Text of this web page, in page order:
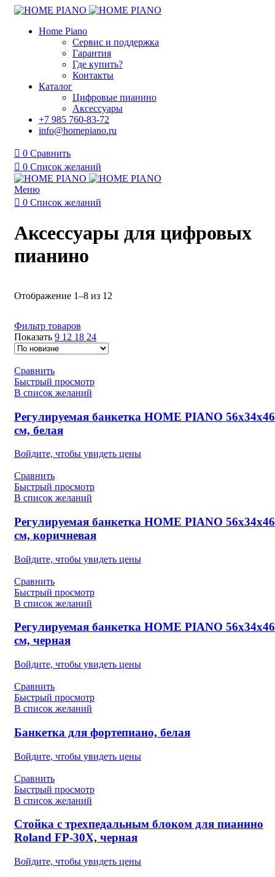
Home Piano
Сервис и поддержка
Гарантия
Где купить?
Контакты
Каталог
Цифровые пианино
Аксессуары
+7 985 760-83-72
info@homepiano.ru
0 Сравнить
0 Список желаний
Меню
0 Список желаний
Аксессуары для цифровых
пианино
Отображение 1–8 из 12
Фильтр товаров
Показать 9 12 18 24
Сравнить
Быстрый просмотр
В список желаний
Регулируемая банкетка HOME PIANO 56х34х46
см, белая
Войдите, чтобы увидеть цены
Сравнить
Быстрый просмотр
В список желаний
Регулируемая банкетка HOME PIANO 56х34х46
см, коричневая
Войдите, чтобы увидеть цены
Сравнить
Быстрый просмотр
В список желаний
Регулируемая банкетка HOME PIANO 56х34х46
см, черная
Войдите, чтобы увидеть цены
Сравнить
Быстрый просмотр
В список желаний
Банкетка для фортепиано, белая
Войдите, чтобы увидеть цены
-5%
Сравнить
Быстрый просмотр
В список желаний
Стойка с трехпедальным блоком для пианино
Roland FP-30X, черная
Войдите, чтобы увидеть цены
-5%
-5%
-5%